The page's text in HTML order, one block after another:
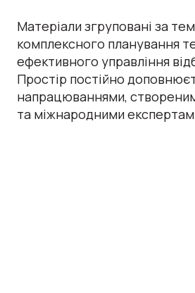
Матеріали згруповані за
комплексного планування
ефективного управління
Простір постійно
напрацюваннями,
та міжнародними